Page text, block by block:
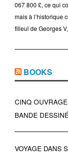
067 800 £, ce qui
mais à l’historique
filleul de Georges
BOOKS
CINQ
BANDE
VOYAGE DANS